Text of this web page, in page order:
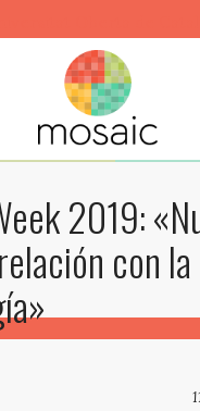
2019:
con la